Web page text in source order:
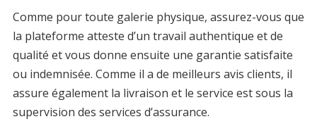
Comme pour toute galerie physique, assurez-vous que
la plateforme atteste d’un travail authentique et de
qualité et vous donne ensuite une garantie satisfaite
ou indemnisée. Comme il a de meilleurs avis clients, il
assure également la livraison et le service est sous la
supervision des services d’assurance.